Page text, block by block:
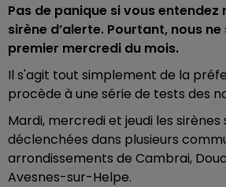
Pas de panique si vous entendez
sirène d’alerte. Pourtant, nous
premier mercredi du mois.
Il s'agit tout simplement de la
procède à une série de tests des
Mardi, mercredi et jeudi les sirènes
déclenchées dans plusieurs
arrondissements de Cambrai,
Avesnes-sur-Helpe.